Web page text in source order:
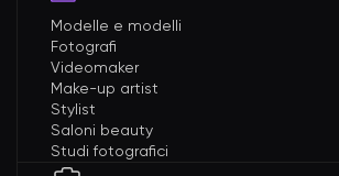
Modelle e modelli
Fotografi
Videomaker
Make-up artist
Stylist
Saloni beauty
Studi fotografici